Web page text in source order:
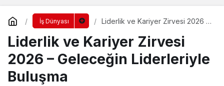
İş Dünyası
Liderlik ve Kariyer Zirvesi 2026 –
Liderlik ve Kariyer Zirvesi
2026 – Geleceğin Liderleriyle
Buluşma